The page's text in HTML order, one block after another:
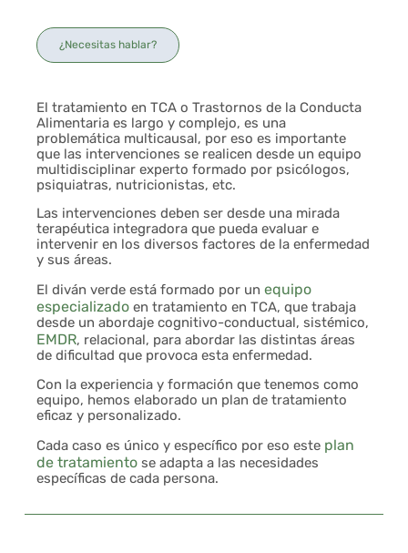
¿Necesitas hablar?
El tratamiento en TCA o Trastornos de la Conducta
Alimentaria es largo y complejo, es una
problemática multicausal, por eso es importante
que las intervenciones se realicen desde un equipo
multidisciplinar experto formado por psicólogos,
psiquiatras, nutricionistas, etc.
Las intervenciones deben ser desde una mirada
terapéutica integradora que pueda evaluar e
intervenir en los diversos factores de la enfermedad
y sus áreas.
El diván verde está formado por un equipo
especializado en tratamiento en TCA, que trabaja
desde un abordaje cognitivo-conductual, sistémico,
EMDR, relacional, para abordar las distintas áreas
de dificultad que provoca esta enfermedad.
Con la experiencia y formación que tenemos como
equipo, hemos elaborado un plan de tratamiento
eficaz y personalizado.
Cada caso es único y específico por eso este plan
de tratamiento se adapta a las necesidades
específicas de cada persona.